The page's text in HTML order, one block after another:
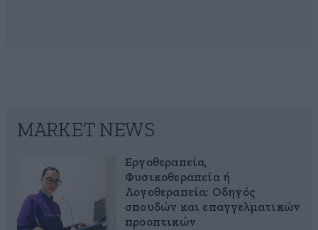
MARKET NEWS
Εργοθεραπεία,
Φυσικοθεραπεία ή
Λογοθεραπεία; Οδηγός
σπουδών και επαγγελματικών
προοπτικών